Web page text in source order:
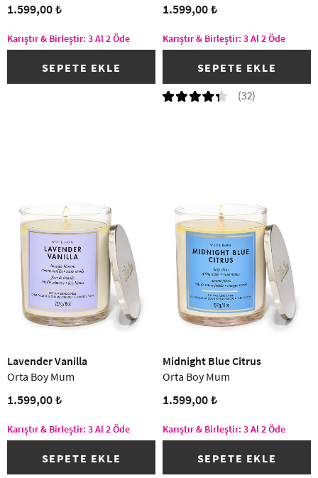
1.599,00 ₺
Karıştır & Birleştir: 3 Al 2 Öde
SEPETE EKLE
1.599,00 ₺
Karıştır & Birleştir: 3 Al 2 Öde
(32)
SEPETE EKLE
Lavender Vanilla
Orta Boy Mum
1.599,00 ₺
Karıştır & Birleştir: 3 Al 2 Öde
SEPETE EKLE
Midnight Blue Citrus
Orta Boy Mum
1.599,00 ₺
Karıştır & Birleştir: 3 Al 2 Öde
SEPETE EKLE